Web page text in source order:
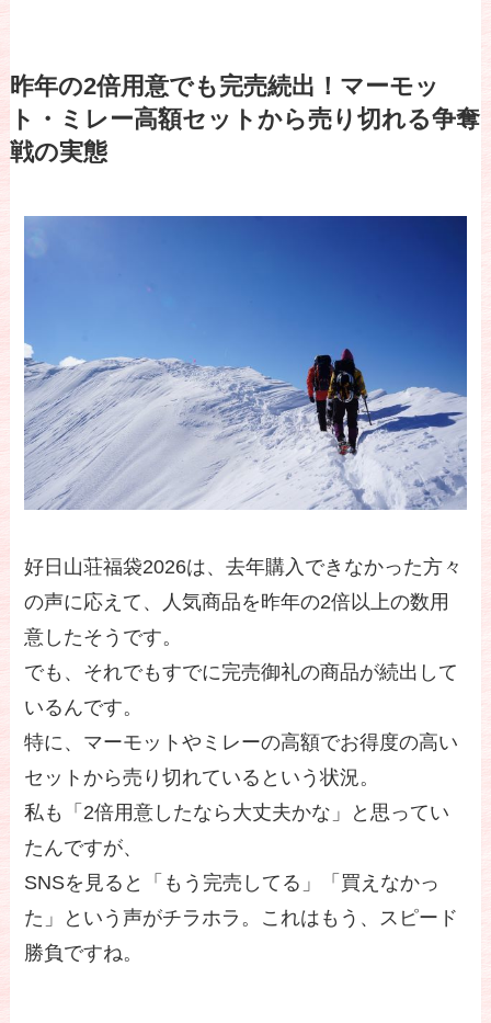
昨年の2倍用意でも完売続出！マーモッ
ト・ミレー高額セットから売り切れる争奪
戦の実態
好日山荘福袋2026は、去年購入できなかった方々
の声に応えて、人気商品を昨年の2倍以上の数用
意したそうです。
でも、それでもすでに完売御礼の商品が続出して
いるんです。
特に、マーモットやミレーの高額でお得度の高い
セットから売り切れているという状況。
私も「2倍用意したなら大丈夫かな」と思ってい
たんですが、
SNSを見ると「もう完売してる」「買えなかっ
た」という声がチラホラ。これはもう、スピード
勝負ですね。